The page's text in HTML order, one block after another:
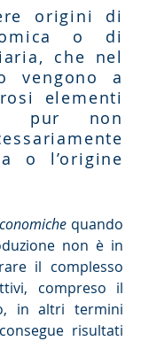
origini di
o di
che nel
vengono a
elementi
pur non
o l’origine
quando
non è in
il complesso
compreso il
in altri termini
risultati